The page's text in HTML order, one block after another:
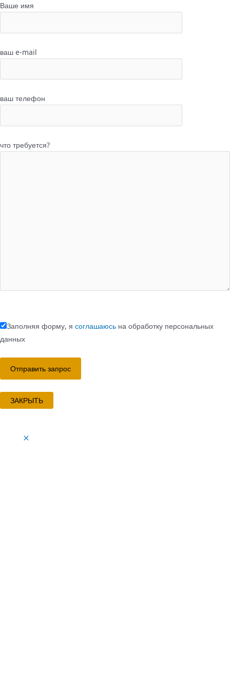
Ваше имя
ваш e-mail
ваш телефон
что требуется?
Заполняя форму, я соглашаюсь на обработку персональных
данных
ЗАКРЫТЬ